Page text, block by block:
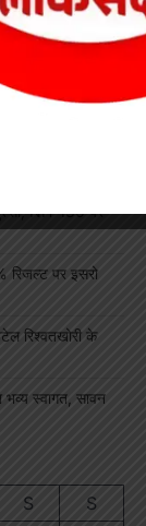
NH-130 पर
रिजल्ट पर इसरो
रिश्वतखोरी के
भव्य स्वागत, सावन
S
S